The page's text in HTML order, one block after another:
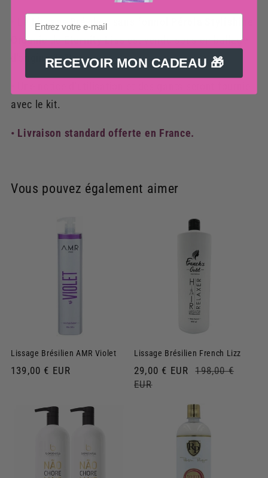
Lissage Brésilien sans formol
OrganicdeEternity Lissest vendu sous emballage
d'origine 2x1L.
avec le kit.
• Livraison standard offerte en France.
Vous pouvez également aimer
Lissage Brésilien AMR Violet
Prix
139,00 € EUR
Lissage Brésilien French Lizz
Prix
soldé
29,00 € EUR
Prix
198,00 €
EUR
RECEVOIR MON CADEAU 🎁